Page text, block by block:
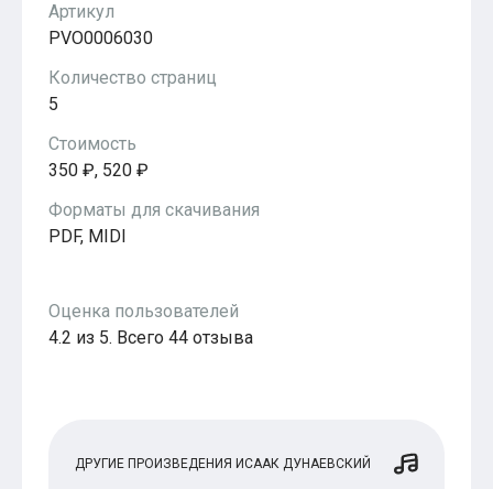
Артикул
PVO0006030
Количество страниц
5
Стоимость
350 ₽, 520 ₽
Форматы для скачивания
PDF, MIDI
Оценка пользователей
4.2 из 5. Всего 44 отзыва
ДРУГИЕ ПРОИЗВЕДЕНИЯ ИСААК ДУНАЕВСКИЙ